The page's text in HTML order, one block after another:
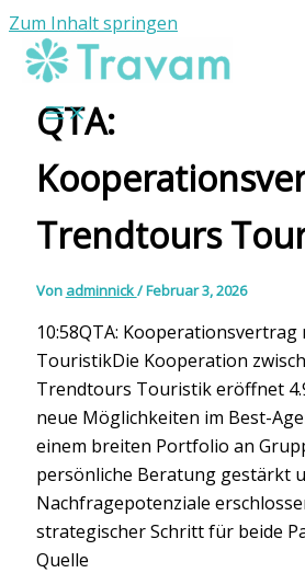
Zum Inhalt springen
QTA:
Trendtours
Von adminnick/Februar 3, 2026
10:58QTA:
TouristikDie Kooperation
Trendtours Touristik eröffnet
neue Möglichkeiten im Best-
einem breiten Portfolio an
persönliche Beratung gestärkt
Nachfragepotenziale
strategischer Schritt für beide
Quelle